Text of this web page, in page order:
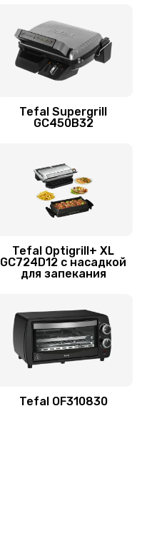
Tefal Supergrill
GC450B32
Tefal Optigrill+ XL
GC724D12 с насадкой
для запекания
Tefal OF310830